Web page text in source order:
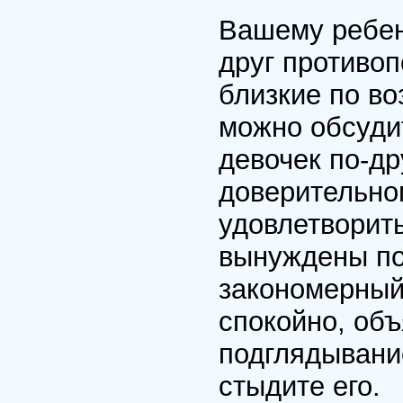
Вашему
друг
близкие по
можно
девочек по-
вынуждены
спокойно,
стыдите его.